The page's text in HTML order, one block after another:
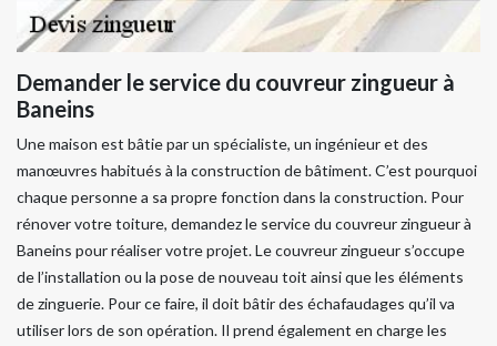
Demander le service du couvreur zingueur à
Baneins
Une maison est bâtie par un spécialiste, un ingénieur et des
manœuvres habitués à la construction de bâtiment. C’est pourquoi
chaque personne a sa propre fonction dans la construction. Pour
rénover votre toiture, demandez le service du couvreur zingueur à
Baneins pour réaliser votre projet. Le couvreur zingueur s’occupe
de l’installation ou la pose de nouveau toit ainsi que les éléments
de zinguerie. Pour ce faire, il doit bâtir des échafaudages qu’il va
utiliser lors de son opération. Il prend également en charge les